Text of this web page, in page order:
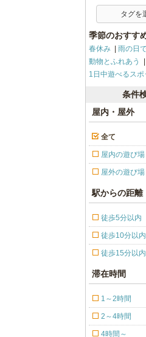
タグを
季節のおすす
春休み
雨の日
動物とふれあう
1日中遊べるスポ
条件
屋内・屋外
全て
屋内の遊び場
屋外の遊び場
駅からの距離
徒歩5分以内
徒歩10分以内
徒歩15分以内
滞在時間
1～2時間
2～4時間
4時間～